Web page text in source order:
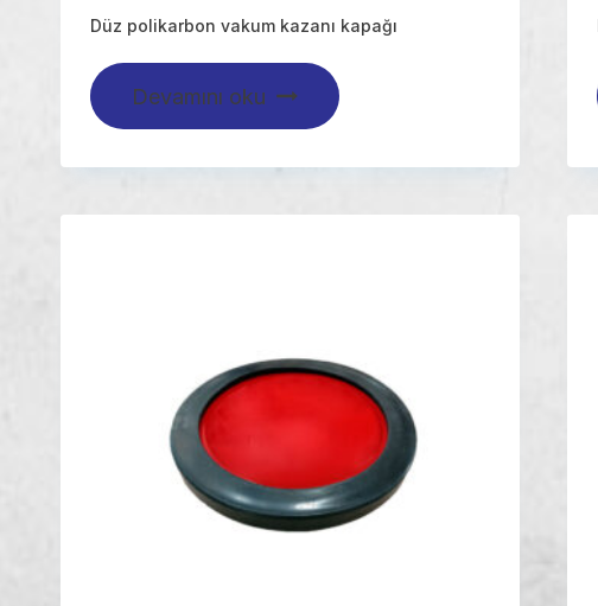
Düz polikarbon vakum kazanı kapağı
Devamını oku